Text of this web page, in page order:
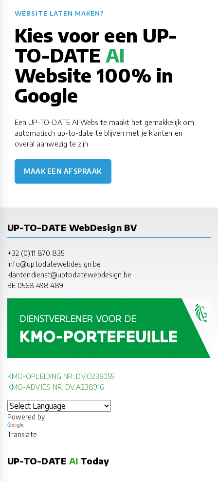
WEBSITE LATEN MAKEN?​​​​​​​​​​​​​​
Kies voor een UP-
TO-DATE AI
Website 100% in
Google
Een UP-TO-DATE AI Website maakt het gemakkelijk om
automatisch up-to-date te blijven met je klanten en
overal aanwezig te zijn.
MAAK EEN AFSPRAAK
UP-TO-DATE WebDesign BV
+32 (0)11 870 835
info@uptodatewebdesign.be
klantendienst@uptodatewebdesign.be
BE 0568.498.489
KMO-OPLEIDING NR: DV.O236055
KMO-ADVIES NR: DV.A238916
Powered by
Translate
UP-TO-DATE AI Today